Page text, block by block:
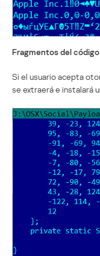
Fragmentos del
Si el usuario acepta
se extraerá e instalará